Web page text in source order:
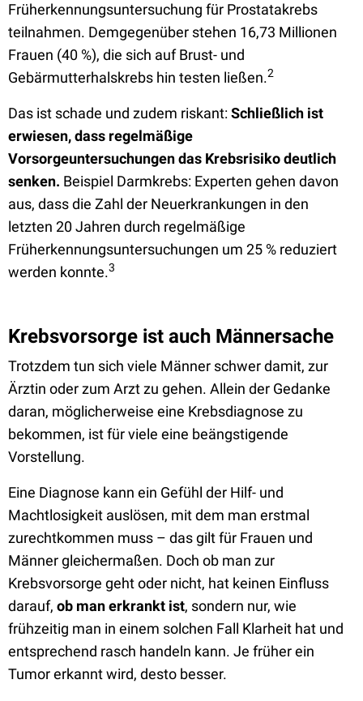
Früherkennungsuntersuchung für Prostatakrebs
teilnahmen. Demgegenüber stehen 16,73 Millionen
Frauen (40 %), die sich auf Brust- und
Gebärmutterhalskrebs hin testen ließen.2
Das ist schade und zudem riskant:Schließlich ist
erwiesen, dass regelmäßige
Vorsorgeuntersuchungen das Krebsrisiko deutlich
senken. Beispiel Darmkrebs: Experten gehen davon
aus, dass die Zahl der Neuerkrankungen in den
letzten 20 Jahren durch regelmäßige
Früherkennungsuntersuchungen um 25 % reduziert
werden konnte.3
Krebsvorsorge ist auch Männersache
Trotzdem tun sich viele Männer schwer damit, zur
Ärztin oder zum Arzt zu gehen. Allein der Gedanke
daran, möglicherweise eine Krebsdiagnose zu
bekommen, ist für viele eine beängstigende
Vorstellung.
Eine Diagnose kann ein Gefühl der Hilf- und
Machtlosigkeit auslösen, mit dem man erstmal
zurechtkommen muss – das gilt für Frauen und
Männer gleichermaßen. Doch ob man zur
Krebsvorsorge geht oder nicht, hat keinen Einfluss
darauf, ob man erkrankt ist, sondern nur, wie
frühzeitig man in einem solchen Fall Klarheit hat und
entsprechend rasch handeln kann. Je früher ein
Tumor erkannt wird, desto besser.